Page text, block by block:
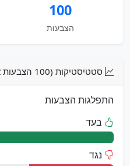
100
הצבעות
סטטיסטיקות (100 הצבעות אחרונות)
התפלגות הצבעות
בעד
נגד